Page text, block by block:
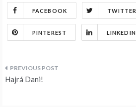
FACEBOOK TWITTER
PINTEREST LINKEDIN
Bejegyzés
Hajrá Dani!